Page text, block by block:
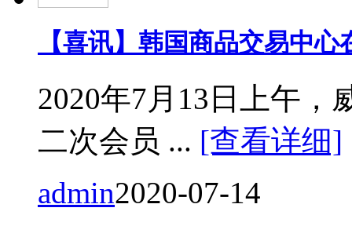
【喜讯】韩国商品交易中
2020年7月13日上午，
二次会员 ... [查看详细]
admin2020-07-14